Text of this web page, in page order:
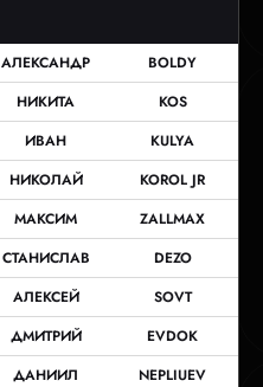
АЛЕКСАНДР
BOLDY
НИКИТА
KOS
ИВАН
KULYA
НИКОЛАЙ
KOROL JR
МАКСИМ
ZALLMAX
СТАНИСЛАВ
DEZO
АЛЕКСЕЙ
SOVT
ДМИТРИЙ
EVDOK
ДАНИИЛ
NEPLIUEV